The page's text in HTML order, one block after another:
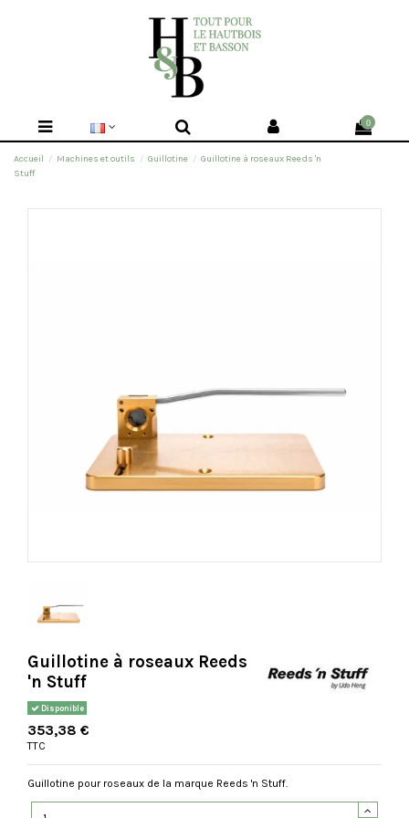
0
Accueil Machines et outils Guillotine
Guillotine à roseaux Reeds 'n
Stuff
Guillotine à roseaux Reeds
'n Stuff
Disponible
353,38 €
TTC
Guillotine pour roseaux de la marque Reeds 'n Stuff.